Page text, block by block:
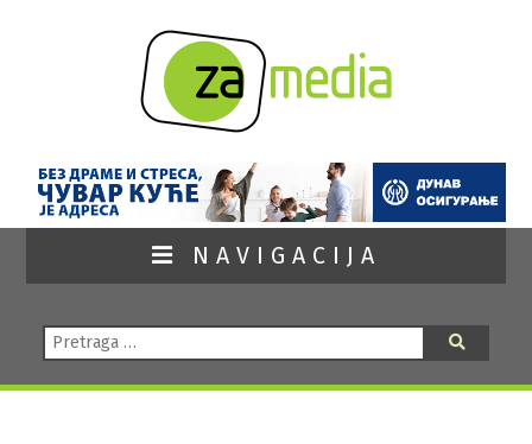
NAVIGACIJA
Pretraga: